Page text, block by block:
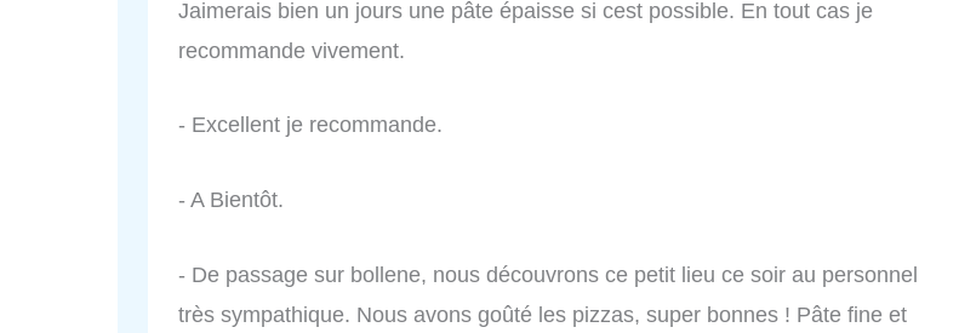
Jaimerais bien un jours une pâte épaisse si cest possible. En tout cas je
recommande vivement.
- Excellent je recommande.
- A Bientôt.
- De passage sur bollene, nous découvrons ce petit lieu ce soir au personnel
très sympathique. Nous avons goûté les pizzas, super bonnes ! Pâte fine et